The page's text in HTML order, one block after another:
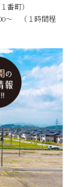
番町）
～ （１時間程